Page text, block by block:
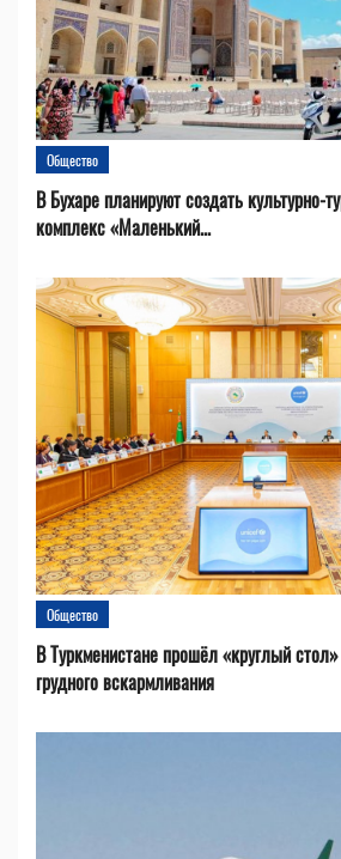
Общество
В Бухаре планируют создать культурно-
комплекс «Маленький...
Общество
В Туркменистане прошёл «круглый
грудного вскармливания